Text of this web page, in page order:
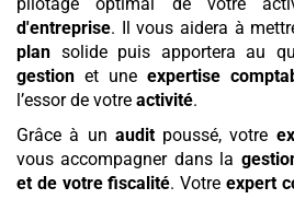
d'entreprise. Il vous aidera à
plan solide puis apportera au
gestion et une expertise
l’essor de votre activité.
Grâce à un auditpoussé, votre
vous accompagner dans la
et de votre fiscalité. Votre expert